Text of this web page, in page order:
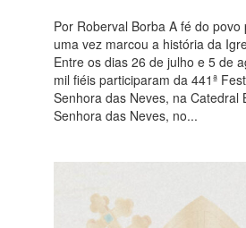
Por Roberval Borba A fé do
uma vez marcou a história da
Entre os dias 26 de julho e 5 de
mil fiéis participaram da 441ª
Senhora das Neves, na Catedral
Senhora das Neves, no...